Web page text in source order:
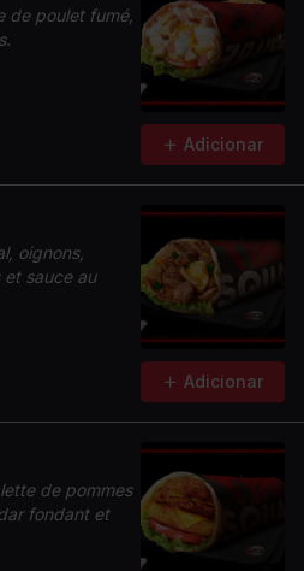
de poulet fumé,
Adicionar
oignons,
sauce au
Adicionar
de pommes
fondant et